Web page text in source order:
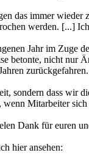
das immer wieder
werden. [...]
Jahr im Zuge
betonte, nicht nur
sondern dass wir
Mitarbeiter
Dank für euren
hier ansehen: